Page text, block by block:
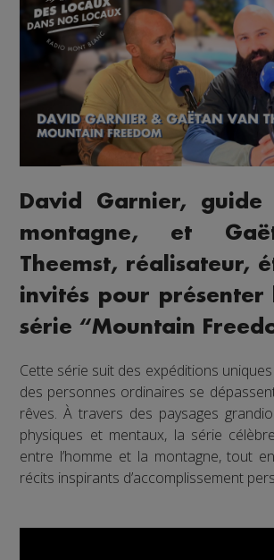
David Garnier,
montagne, et
Theemst, réalisateur,
invités pour présenter
série “Mountain
Cette série suit des expéditions
des personnes ordinaires se
rêves. À travers des paysages
physiques et mentaux, la série
entre l’homme et la montagne, tout
récits inspirants d’accomplissement